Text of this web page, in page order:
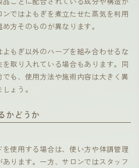
ではよもぎを煮立たせた蒸気を利用
方そのものが異なります。
もぎ以外のハーブを組み合わせるな
取り入れている場合もあります。同
でも、使用方法や施術内容は大きく異
ょう。
かどうか
使用する場合は、使い方や体調管理
ります。一方、サロンではスタッフ